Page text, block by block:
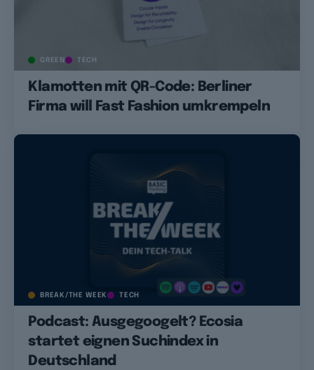
GREEN TECH
Klamotten mit QR-Code: Berliner
Firma will Fast Fashion umkrempeln
BREAK/THE WEEK TECH
Podcast: Ausgegoogelt? Ecosia
startet eignen Suchindex in
Deutschland